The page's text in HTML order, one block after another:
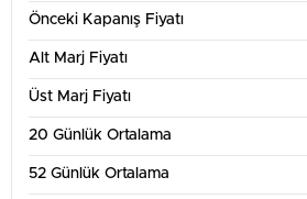
13. Tem
22
26
28
30
Önceki Kapanış Fiyatı
Alt Marj Fiyatı
Üst Marj Fiyatı
20 Günlük Ortalama
52 Günlük Ortalama